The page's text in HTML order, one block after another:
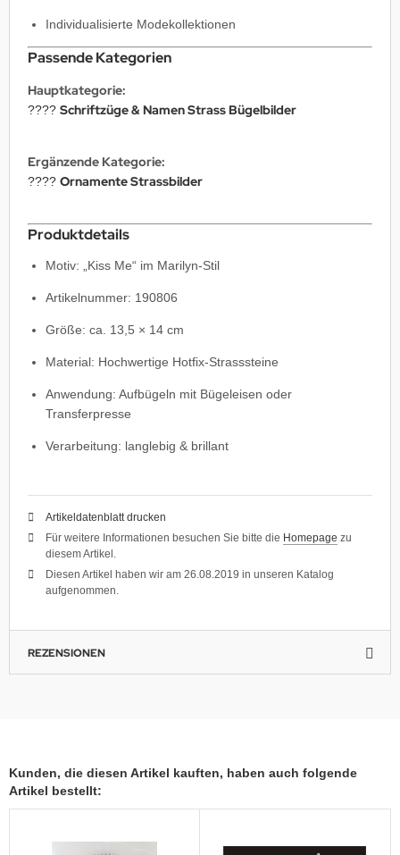
Individualisierte Modekollektionen
Passende Kategorien
Hauptkategorie:
???? Schriftzüge & Namen Strass Bügelbilder
Ergänzende Kategorie:
???? Ornamente Strassbilder
Produktdetails
Motiv: „Kiss Me“ im Marilyn-Stil
Artikelnummer: 190806
Größe: ca. 13,5 × 14 cm
Material: Hochwertige Hotfix-Strasssteine
Anwendung: Aufbügeln mit Bügeleisen oder
Transferpresse
Verarbeitung: langlebig & brillant
Artikeldatenblatt drucken
Für weitere Informationen besuchen Sie bitte die Homepage zu
diesem Artikel.
Diesen Artikel haben wir am 26.08.2019 in unseren Katalog
aufgenommen.
REZENSIONEN
Kunden, die diesen Artikel kauften, haben auch folgende
Artikel bestellt: